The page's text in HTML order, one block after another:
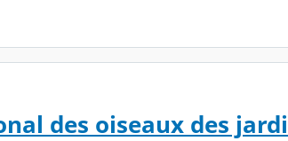
des oiseaux des